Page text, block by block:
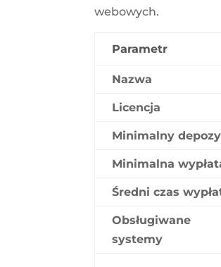
webowych.
Parametr
Nazwa
Licencja
Minimalny
Minimalna
Średni czas
Obsługiwane
systemy